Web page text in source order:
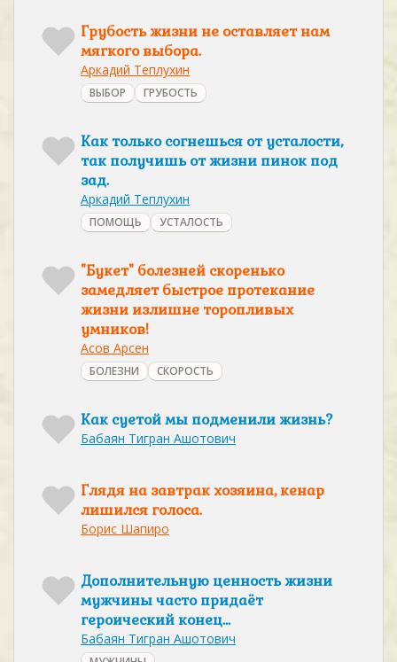
Грубость жизни не оставляет нам
мягкого выбора.
Аркадий Теплухин
ВЫБОР ГРУБОСТЬ
Как только согнешься от усталости,
так получишь от жизни пинок под
зад.
Аркадий Теплухин
ПОМОЩЬ УСТАЛОСТЬ
"Букет" болезней скоренько
замедляет быстрое протекание
жизни излишне торопливых
умников!
Асов Арсен
БОЛЕЗНИ СКОРОСТЬ
Как суетой мы подменили жизнь?
Бабаян Тигран Ашотович
Глядя на завтрак хозяина, кенар
лишился голоса.
Борис Шапиро
Дополнительную ценность жизни
мужчины часто придаёт
героический конец...
Бабаян Тигран Ашотович